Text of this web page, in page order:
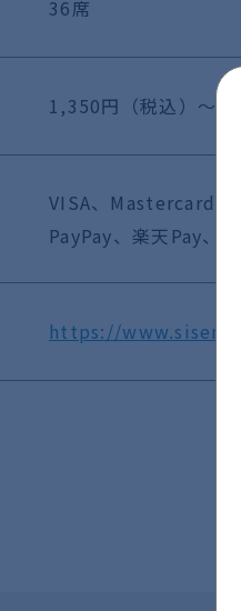
36席
1,350円（税込）～
VISA、Mastercard、
PayPay、楽天Pay、
https://